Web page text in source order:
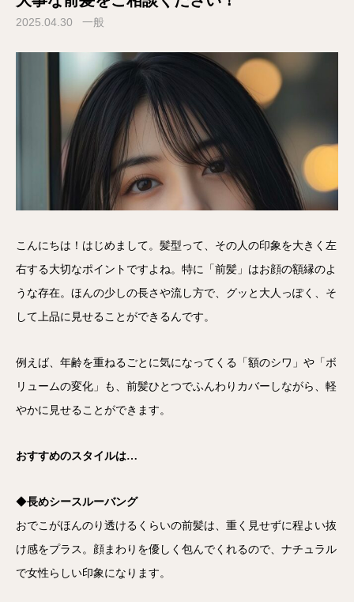
2025.04.30 一般
こんにちは！はじめまして。髪型って、その人の印象を大きく左
右する大切なポイントですよね。特に「前髪」はお顔の額縁のよ
うな存在。ほんの少しの長さや流し方で、グッと大人っぽく、そ
して上品に見せることができるんです。
例えば、年齢を重ねるごとに気になってくる「額のシワ」や「ボ
リュームの変化」も、前髪ひとつでふんわりカバーしながら、軽
やかに見せることができます。
おすすめのスタイルは…
◆長めシースルーバング
おでこがほんのり透けるくらいの前髪は、重く見せずに程よい抜
け感をプラス。顔まわりを優しく包んでくれるので、ナチュラル
で女性らしい印象になります。